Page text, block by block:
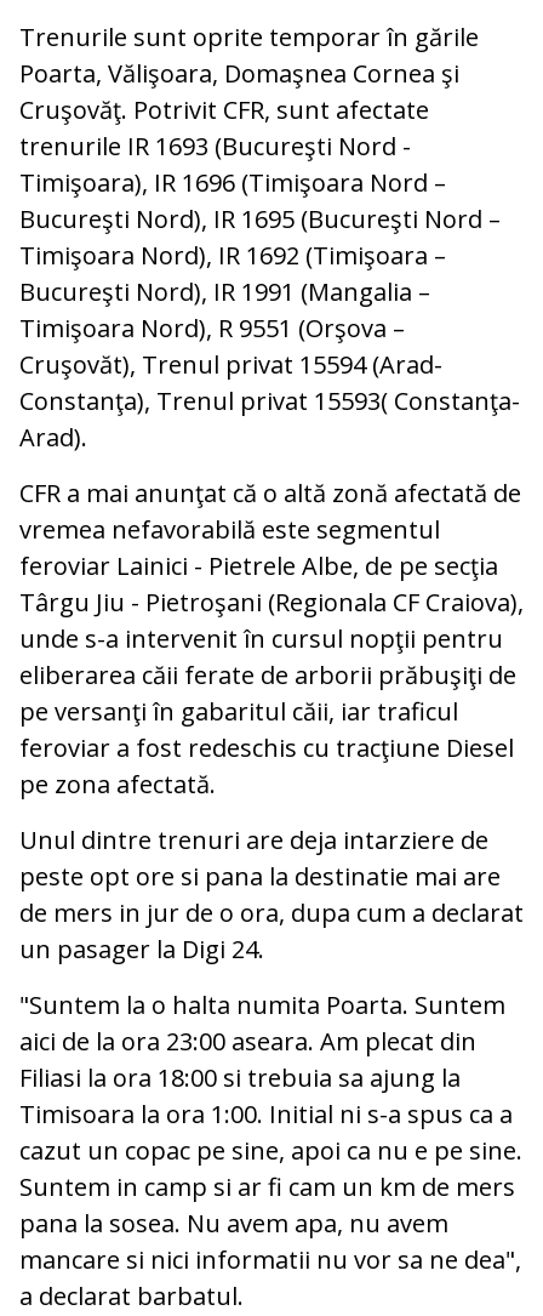
Trenurile sunt oprite temporar în gările
Poarta, Vălişoara, Domaşnea Cornea şi
Cruşovăţ. Potrivit CFR, sunt afectate
trenurile IR 1693 (Bucureşti Nord -
Timişoara), IR 1696 (Timişoara Nord –
Bucureşti Nord), IR 1695 (Bucureşti Nord –
Timişoara Nord), IR 1692 (Timişoara –
Bucureşti Nord), IR 1991 (Mangalia –
Timişoara Nord), R 9551 (Orşova –
Cruşovăt), Trenul privat 15594 (Arad-
Constanţa), Trenul privat 15593( Constanţa-
Arad).
CFR a mai anunţat că o altă zonă afectată de
vremea nefavorabilă este segmentul
feroviar Lainici - Pietrele Albe, de pe secţia
Târgu Jiu - Pietroşani (Regionala CF Craiova),
unde s-a intervenit în cursul nopţii pentru
eliberarea căii ferate de arborii prăbuşiţi de
pe versanţi în gabaritul căii, iar traficul
feroviar a fost redeschis cu tracţiune Diesel
pe zona afectată.
Unul dintre trenuri are deja intarziere de
peste opt ore si pana la destinatie mai are
de mers in jur de o ora, dupa cum a declarat
un pasager la Digi 24.
"Suntem la o halta numita Poarta. Suntem
aici de la ora 23:00 aseara. Am plecat din
Filiasi la ora 18:00 si trebuia sa ajung la
Timisoara la ora 1:00. Initial ni s-a spus ca a
cazut un copac pe sine, apoi ca nu e pe sine.
Suntem in camp si ar fi cam un km de mers
pana la sosea. Nu avem apa, nu avem
mancare si nici informatii nu vor sa ne dea",
a declarat barbatul.